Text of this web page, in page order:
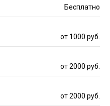
Бесплатно
от 1000 руб.
от 2000 руб.
от 2000 руб.